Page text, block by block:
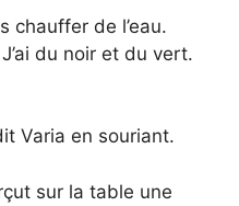
chauffer de l’eau.
du noir et du vert.
Varia en souriant.
sur la table une